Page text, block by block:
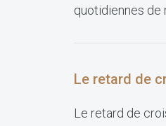
quotidiennes de
Le retard de
Le retard de